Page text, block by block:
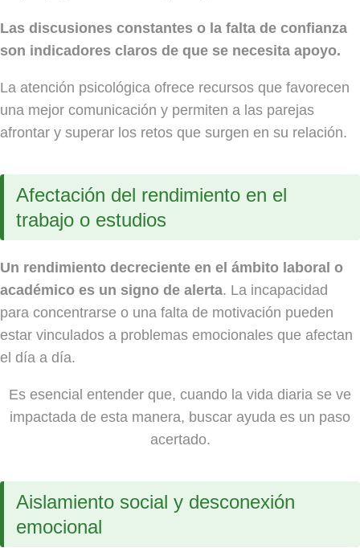
Las discusiones constantes o la falta de confianza
son indicadores claros de que se necesita apoyo.
La atención psicológica ofrece recursos que favorecen
una mejor comunicación y permiten a las parejas
afrontar y superar los retos que surgen en su relación.
Afectación del rendimiento en el
trabajo o estudios
Un rendimiento decreciente en el ámbito laboral o
académico es un signo de alerta. La incapacidad
para concentrarse o una falta de motivación pueden
estar vinculados a problemas emocionales que afectan
el día a día.
Es esencial entender que, cuando la vida diaria se ve
impactada de esta manera, buscar ayuda es un paso
acertado.
Aislamiento social y desconexión
emocional